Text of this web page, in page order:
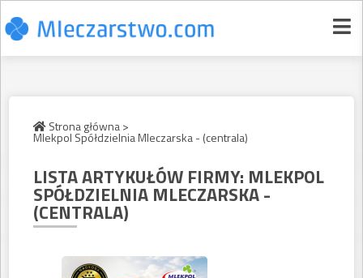
Strona główna >
Mlekpol Spółdzielnia Mleczarska - (centrala)
LISTA ARTYKUŁÓW FIRMY: MLEKPOL
SPÓŁDZIELNIA MLECZARSKA -
(CENTRALA)